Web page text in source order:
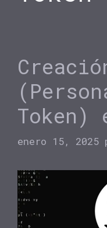
Token)
enero 15, 2025